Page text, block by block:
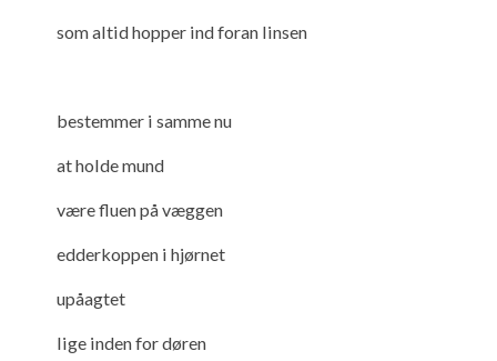
som altid hopper ind foran linsen
bestemmer i samme nu
at holde mund
være fluen på væggen
edderkoppen i hjørnet
upåagtet
lige inden for døren